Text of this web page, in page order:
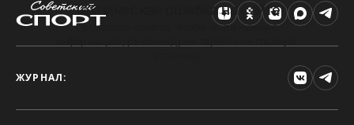
Техническая ошибка на сайте
Произошла ошибка. Чтобы найти нужную
ЖУРНАЛ: